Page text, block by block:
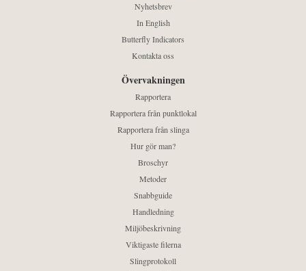
Nyhetsbrev
In English
Butterfly Indicators
Kontakta oss
Övervakningen
Rapportera
Rapportera från punktlokal
Rapportera från slinga
Hur gör man?
Broschyr
Metoder
Snabbguide
Handledning
Miljöbeskrivning
Viktigaste filerna
Slingprotokoll